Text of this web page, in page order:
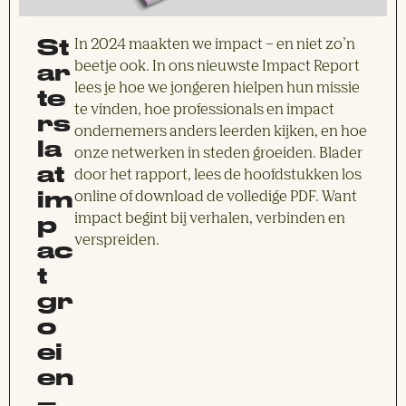
St
ar
te
rs
la
at
im
p
ac
t
gr
o
ei
en
In 2024 maakten we impact – en niet zo’n
beetje ook. In ons nieuwste Impact Report
lees je hoe we jongeren hielpen hun missie
te vinden, hoe professionals en impact
ondernemers anders leerden kijken, en hoe
onze netwerken in steden groeiden. Blader
door het rapport, lees de hoofdstukken los
online of download de volledige PDF. Want
impact begint bij verhalen, verbinden en
verspreiden.